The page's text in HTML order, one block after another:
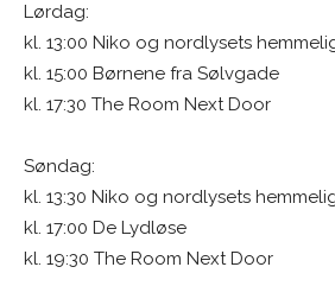
Lørdag:
kl. 13:00 Niko og nordlysets
kl. 15:00 Børnene fra Sølvgade
kl. 17:30 The Room Next Door
Søndag:
kl. 13:30 Niko og nordlysets
kl. 17:00 De Lydløse
kl. 19:30 The Room Next Door